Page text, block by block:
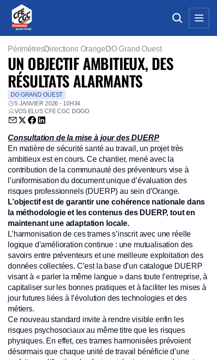
PérimètresDirections Orange DO Grand Ouest
UN OBJECTIF AMBITIEUX, DES
RÉSULTATS ALARMANTS
DO GRAND OUEST
5 JANVIER 2026 - 10H34
VOS ELUS CFE CGC DOGO
Envoyer par email (nouvelle fenêtre)
Partager sur Twitter (nouvelle fenêtre)
Partager sur Facebook (nouvelle fenêtre)
Partager sur LinkedIn (nouvelle fenêtre)
Consultation de la mise à jour des DUERP
En matière de sécurité santé au travail, un projet très
ambitieux est en cours. Ce chantier, mené avec la
contribution de la communauté des préventeurs vise à
l’uniformisation du document unique d’évaluation des
risques professionnels (DUERP) au sein d’Orange.
L’objectif est de garantir une cohérence nationale dans
la méthodologie et les contenus des DUERP, tout en
maintenant une adaptation locale.
L’harmonisation de ces trames s’inscrit avec une réelle
logique d’amélioration continue : une mutualisation des
savoirs entre préventeurs et une meilleure exploitation des
données collectées. C’est la base d’un catalogue DUERP
visant à « parler la même langue » dans toute l’entreprise, à
capitaliser sur les bonnes pratiques et à faciliter les mises à
jour futures liées à l’évolution des technologies et des
métiers.
Ce nouveau standard invite à rendre visible enfin les
risques psychosociaux au même titre que les risques
physiques. En effet, ces trames harmonisées prévoient
désormais que chaque unité de travail bénéficie d’une